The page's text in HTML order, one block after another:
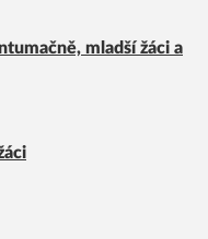
mladší žáci a